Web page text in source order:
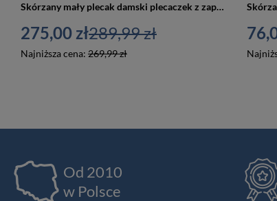
Skórzany mały plecak damski plecaczek z zapięciem granatowy - Beltimore T54
275,00 zł
Najniższa cena: 269,99 zł
289,99 zł
Od 2010
w Polsce